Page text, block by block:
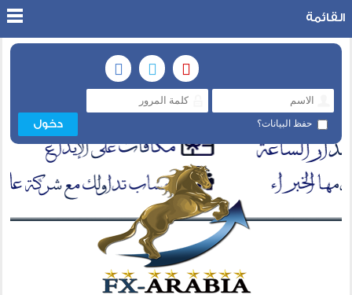
حفظ البيانات؟
القائمة